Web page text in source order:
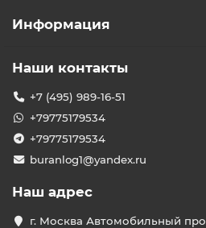
Информация
Наши контакты
+7 (495) 989-16-51
+79775179534
+79775179534
buranlog1@yandex.ru
Наш адрес
г. Москва Автомобильный